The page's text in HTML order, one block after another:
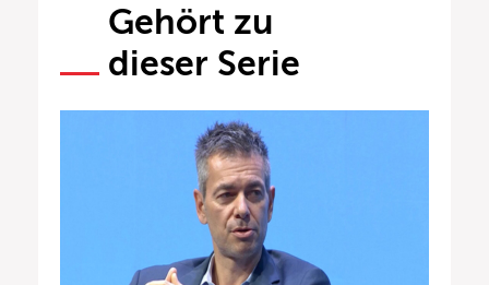
Gehört zu
dieser Serie